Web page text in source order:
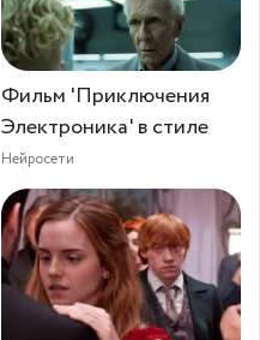
Фильм 'Приключения
Электроника' в стиле
Нейросети